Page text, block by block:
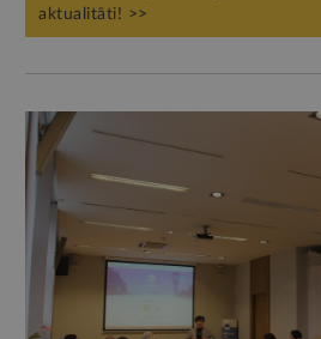
aktualitāti! >>